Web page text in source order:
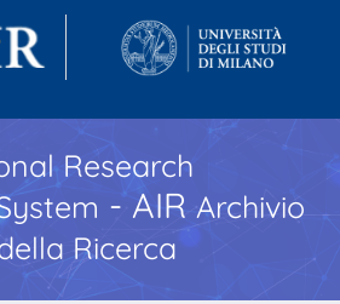
Research
- AIR Archivio
Ricerca